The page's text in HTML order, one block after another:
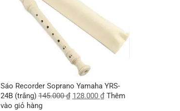
Sáo Recorder Soprano Yamaha YRS-
24B (trắng) 145.000₫ 128.000 ₫ Thêm
vào giỏ hàng